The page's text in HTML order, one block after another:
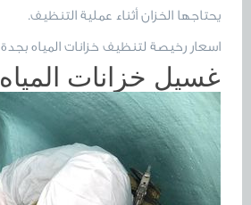
يحتاجها الخزان أثناء عملية التنظيف.
اسعار رخيصة لتنظيف خزانات المياه بجدة
غسيل خزانات